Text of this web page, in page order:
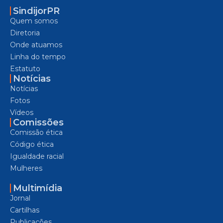
SindijorPR
Quem somos
Diretoria
Onde atuamos
Linha do tempo
Estatuto
Notícias
Notícias
Fotos
Vídeos
Comissões
Comissão ética
Código ética
Igualdade racial
Mulheres
Multimídia
Jornal
Cartilhas